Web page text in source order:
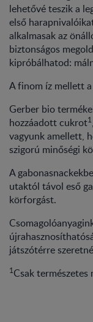
lehetővé teszik a
első
alkalmasak az
biztonságos
kipróbálhatod:
A finom íz mellett
Gerber bio
hozzáadott cukrot1
vagyunk amellett,
szigorú minőségi
A
utaktól távol eső
körforgást.
játszótérre
1Csak